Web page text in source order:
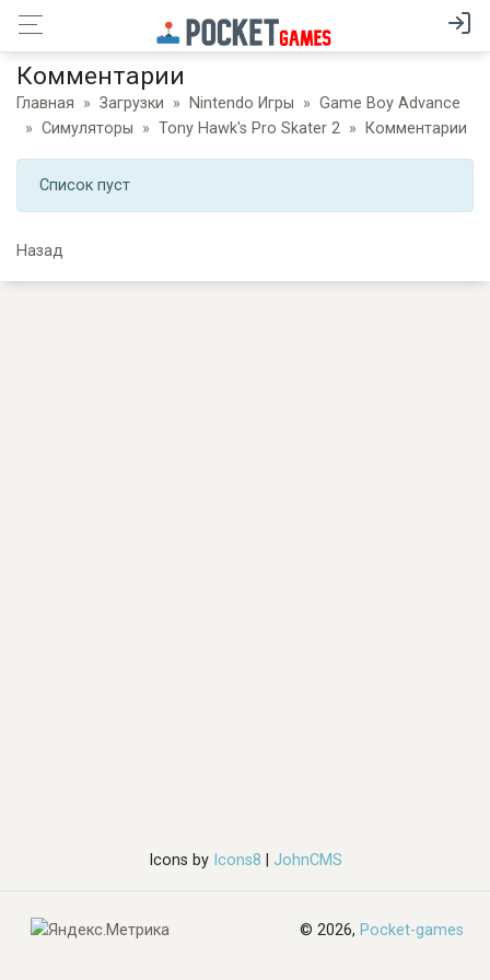
Комментарии
Главная Загрузки Nintendo Игры
Game Boy Advance
Симуляторы
Tony Hawk's Pro Skater 2 Комментарии
Список пуст
Назад
Icons byIcons8 JohnCMS
© 2026, Pocket-games